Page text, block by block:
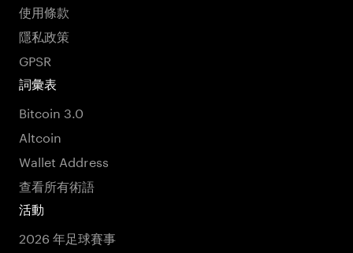
使用條款
隱私政策
GPSR
詞彙表
Bitcoin 3.0
Altcoin
Wallet Address
查看所有術語
活動
2026 年足球賽事